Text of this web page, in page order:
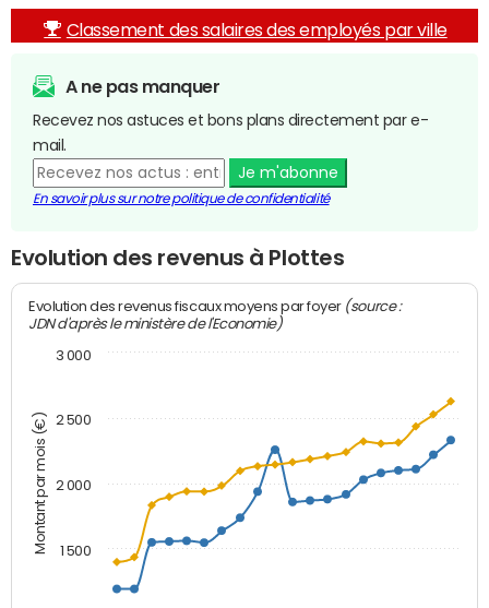
Classement des salaires des employés par ville
A ne pas manquer
Recevez nos astuces et bons plans directement par e-
mail.
Je m'abonne
En savoir plus sur notre politique de confidentialité
Evolution des revenus à Plottes
Montant par mois (€)
Evolution des revenus fiscaux moyens par foyer (source :
JDN d'après le ministère de l'Economie)
1 500
2 000
2 500
3 000